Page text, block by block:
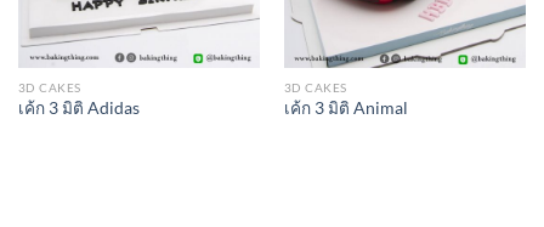
3D CAKES
เค้ก 3 มิติ Adidas
3D CAKES
เค้ก 3 มิติ Animal